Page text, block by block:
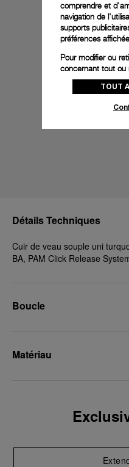
Détails Techniques
Cuir de veau souple uni
BA, PAM Click Release
Boucle
Matériau
comprendre et
navigation de
supports
préférences
Pour modifier ou
concernant tout ou
cliquez sur «
politique des
donnez votre
TOUT